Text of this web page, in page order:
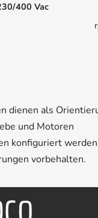
400 Vac
dienen als
und Motoren
konfiguriert
vorbehalten.